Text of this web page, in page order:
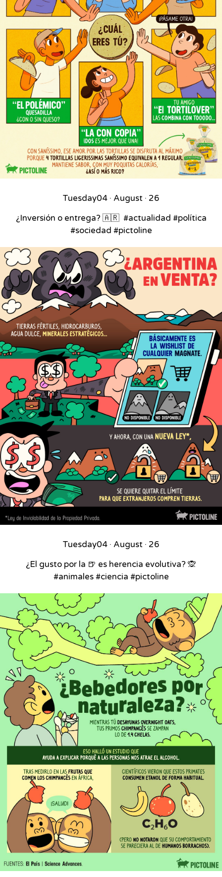
Tuesday04 · August · 26
¿Inversión o entrega? 🇦🇷⁣ ⁣ #actualidad #política
#sociedad #pictoline
Tuesday04 · August · 26
¿El gusto por la 🍺 es herencia evolutiva? 🙊
#animales #ciencia #pictoline